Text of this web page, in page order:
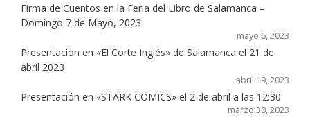
Firma de Cuentos en la Feria del Libro de Salamanca –
Domingo 7 de Mayo, 2023
mayo 6, 2023
Presentación en «El Corte Inglés» de Salamanca el 21 de
abril 2023
abril 19, 2023
Presentación en «STARK COMICS» el 2 de abril a las 12:30
marzo 30, 2023